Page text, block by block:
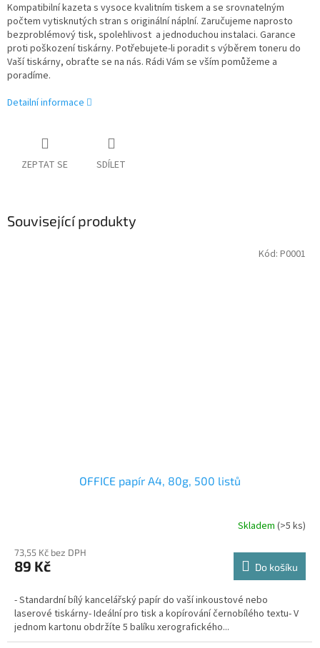
Kompatibilní kazeta s vysoce kvalitním tiskem a se srovnatelným
počtem vytisknutých stran s originální náplní. Zaručujeme naprosto
bezproblémový tisk, spolehlivost a jednoduchou instalaci. Garance
proti poškození tiskárny. Potřebujete-li poradit s výběrem toneru do
Vaší tiskárny, obraťte se na nás. Rádi Vám se vším pomůžeme a
poradíme.
Detailní informace
ZEPTAT SE SDÍLET
Související produkty
OFFICE papír A4, 80g, 500 listů
Skladem (>5 ks)
73,55 Kč bez DPH
89 Kč Do košíku
- Standardní bílý kancelářský papír do vaší inkoustové nebo
laserové tiskárny- Ideální pro tisk a kopírování černobílého textu- V
jednom kartonu obdržíte 5 balíku xerografického...
Kód: P0001